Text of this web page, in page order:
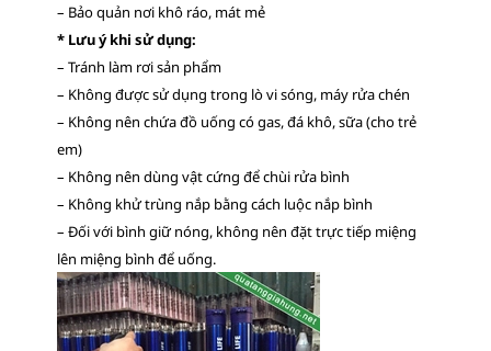
– Bảo quản nơi khô ráo, mát mẻ
* Lưu ý khi sử dụng:
– Tránh làm rơi sản phẩm
– Không được sử dụng trong lò vi sóng, máy rửa chén
– Không nên chứa đồ uống có gas, đá khô, sữa (cho trẻ
em)
– Không nên dùng vật cứng để chùi rửa bình
– Không khử trùng nắp bằng cách luộc nắp bình
– Đối với bình giữ nóng, không nên đặt trực tiếp miệng
lên miệng bình để uống.